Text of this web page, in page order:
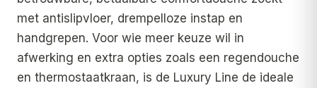
met antislipvloer, drempelloze instap en
handgrepen. Voor wie meer keuze wil in
afwerking en extra opties zoals een regendouche
en thermostaatkraan, is de Luxury Line de ideale